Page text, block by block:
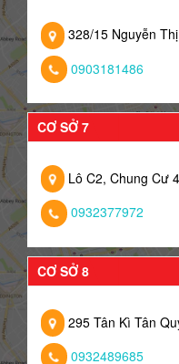
328/15 Nguyễn
0903181486
CƠ SỞ 7
Lô C2, Chung Cư
0932377972
CƠ SỞ 8
295 Tân Kì Tân
0932489685